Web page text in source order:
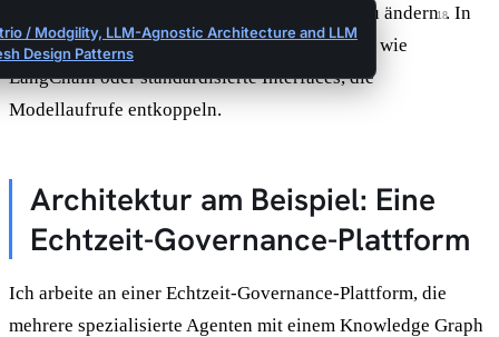
werden können, ohne den Anwendungscode zu ändern18
/ Modgility, LLM-Agnostic Architecture and LLM
Design Patterns
. In
der Praxis setzen Teams dafür auf Frameworks wie
LangChain oder standardisierte Interfaces, die
Modellaufrufe entkoppeln.
Architektur am Beispiel: Eine
Echtzeit-Governance-Plattform
Ich arbeite an einer Echtzeit-Governance-Plattform, die
mehrere spezialisierte Agenten mit einem Knowledge Graph